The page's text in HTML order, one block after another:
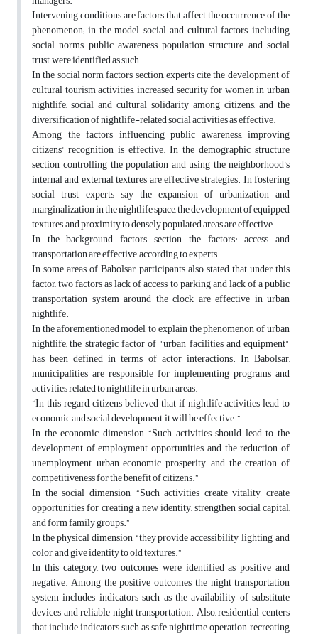
Intervening conditions are factors that affect the occurrence of the
phenomenon; in the model, social and cultural factors, including
social norms, public awareness, population structure, and social
trust, were identified as such.
In the social norm factors section, experts cite the development of
cultural tourism activities, increased security for women in urban
nightlife, social and cultural solidarity among citizens, and the
diversification of nightlife-related social activities as effective.
Among the factors influencing public awareness, improving
citizens' recognition is effective. In the demographic structure
section, controlling the population and using the neighborhood's
internal and external textures are effective strategies. In fostering
social trust, experts say the expansion of urbanization and
marginalization in the nightlife space, the development of equipped
textures, and proximity to densely populated areas are effective.
In the background factors section, the factors: access and
transportation are effective, according to experts.
In some areas of Babolsar, participants also stated that under this
factor, two factors as lack of access to parking and lack of a public
transportation system around the clock are effective in urban
nightlife.
In the aforementioned model, to explain the phenomenon of urban
nightlife, the strategic factor of "urban facilities and equipment"
has been defined in terms of actor interactions. In Babolsar,
municipalities are responsible for implementing programs and
activities related to nightlife in urban areas.
“In this regard, citizens believed that if nightlife activities lead to
economic and social development, it will be effective.”
In the economic dimension, “Such activities should lead to the
development of employment opportunities and the reduction of
unemployment, urban economic prosperity, and the creation of
competitiveness for the benefit of citizens.”
In the social dimension, “Such activities create vitality, create
opportunities for creating a new identity, strengthen social capital,
and form family groups.”
In the physical dimension, “they provide accessibility, lighting, and
color, and give identity to old textures.”
In this category, two outcomes were identified as positive and
negative. Among the positive outcomes, the night transportation
system includes indicators such as the availability of substitute
devices and reliable night transportation. Also, residential centers
that include indicators such as safe nighttime operation, recreating